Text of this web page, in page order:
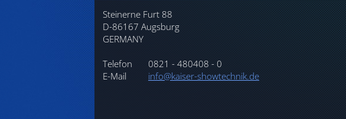
Steinerne Furt 88
D-86167 Augsburg
GERMANY
Telefon
0821 - 480408 - 0
E-Mail
info@kaiser-showtechnik.de